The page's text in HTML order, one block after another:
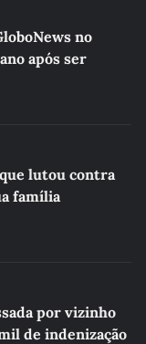
no
após ser
lutou contra
família
por vizinho
de indenização